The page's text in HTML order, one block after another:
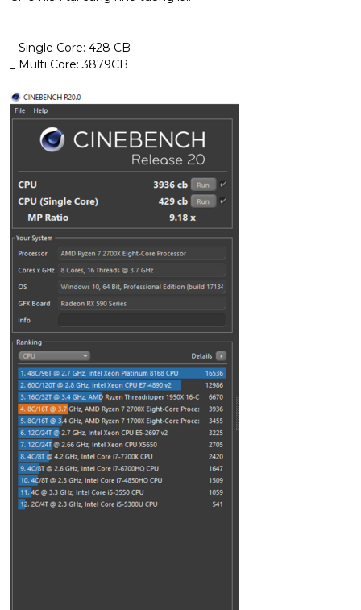
_ Single Core: 428 CB
_ Multi Core: 3879CB